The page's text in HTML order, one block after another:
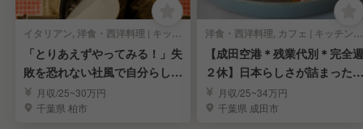
イタリアン, 洋食・西洋料理 | キッチンスタッフ
「とりあえずやってみる！」失
敗を恐れない社風で自分らしく
働く！
月収/25~30万円
千葉県 柏市
洋食・西洋料理, カフェ | キッチンスタッフ
【成田空港＊残業代別＊完全週
２休】日本らしさが詰まった洋
食屋さんの調理担当
月収/25~34万円
千葉県 成田市